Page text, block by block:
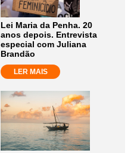
Lei Maria da Penha. 20
anos depois. Entrevista
especial com Juliana
Brandão
LER MAIS